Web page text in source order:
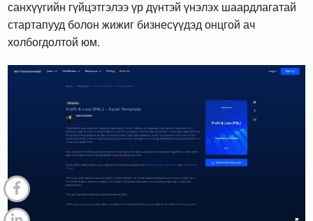
санхүүгийн гүйцэтгэлээ үр дүнтэй үнэлэх шаардлагатай
стартапууд болон жижиг бизнесүүдэд онцгой ач
холбогдолтой юм.